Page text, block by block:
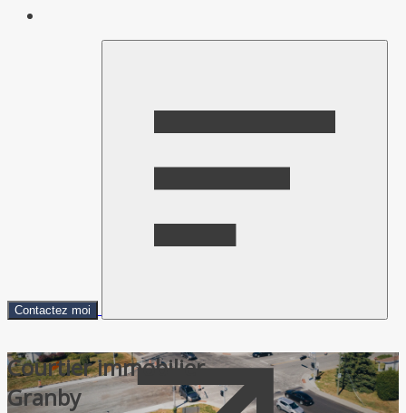
Contactez moi
Courtier immobilier
Granby